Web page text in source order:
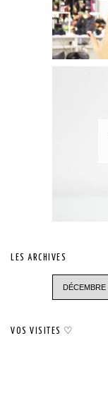
LES ARCHIVES
VOS VISITES ♡